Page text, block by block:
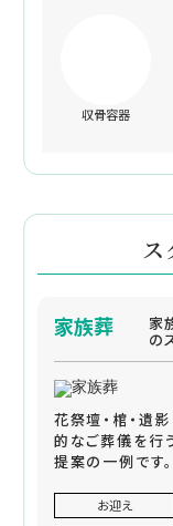
収骨容器
家族葬 家
の
花祭壇・棺・遺
的なご葬儀を行
提案の一例です。
お迎え